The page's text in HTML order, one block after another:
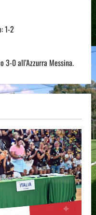
1-2
3-0 all’Azzurra Messina.